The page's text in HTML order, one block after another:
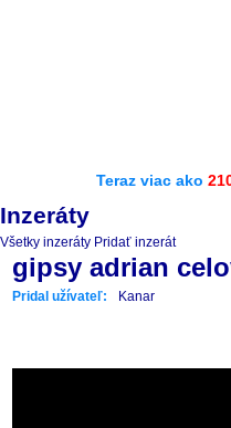
Teraz viac ako
Inzeráty
Všetky inzeráty Pridať inzerát
gipsy adrian
Pridal užívateľ: Kanar